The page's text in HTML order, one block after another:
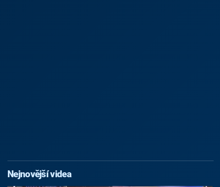
Nejnovější videa